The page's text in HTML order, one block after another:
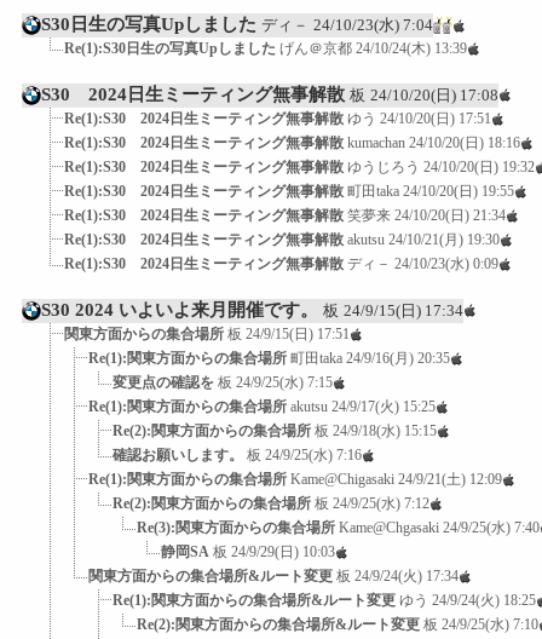
S30日生の写真Upしました ディ－ 24/10/23(水) 7:04
Re(1):S30日生の写真Upしました げん＠京都 24/10/24(木) 13:39
S30 2024日生ミーティング無事解散 板 24/10/20(日) 17:08
Re(1):S30 2024日生ミーティング無事解散 ゆう 24/10/20(日) 17:51
Re(1):S30 2024日生ミーティング無事解散 kumachan 24/10/20(日) 18:16
Re(1):S30 2024日生ミーティング無事解散 ゆうじろう 24/10/20(日) 19:32
Re(1):S30 2024日生ミーティング無事解散 町田taka 24/10/20(日) 19:55
Re(1):S30 2024日生ミーティング無事解散 笑夢来 24/10/20(日) 21:34
Re(1):S30 2024日生ミーティング無事解散 akutsu 24/10/21(月) 19:30
Re(1):S30 2024日生ミーティング無事解散 ディ－ 24/10/23(水) 0:09
S30 2024 いよいよ来月開催です。 板 24/9/15(日) 17:34
関東方面からの集合場所 板 24/9/15(日) 17:51
Re(1):関東方面からの集合場所 町田taka 24/9/16(月) 20:35
変更点の確認を 板 24/9/25(水) 7:15
Re(1):関東方面からの集合場所 akutsu 24/9/17(火) 15:25
Re(2):関東方面からの集合場所 板 24/9/18(水) 15:15
確認お願いします。
板 24/9/25(水) 7:16
Re(1):関東方面からの集合場所 Kame@Chigasaki 24/9/21(土) 12:09
Re(2):関東方面からの集合場所 板 24/9/25(水) 7:12
Re(3):関東方面からの集合場所 Kame@Chgasaki 24/9/25(水) 7:40
静岡SA 板 24/9/29(日) 10:03
関東方面からの集合場所&ルート変更 板 24/9/24(火) 17:34
Re(1):関東方面からの集合場所&ルート変更 ゆう 24/9/24(火) 18:25
Re(2):関東方面からの集合場所&ルート変更 板 24/9/25(水) 7:10